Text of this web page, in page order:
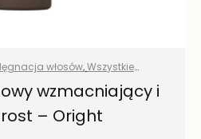
włosów,Wszystkie
wzmacniający i
– Oright